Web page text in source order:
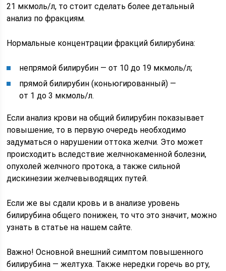
21 мкмоль/л, то стоит сделать более детальный
анализ по фракциям.
Нормальные концентрации фракций билирубина:
непрямой билирубин — от 10 до 19 мкмоль/л;
прямой билирубин (коньюгированный) —
от 1 до 3 мкмоль/л.
Если анализ крови на общий билирубин показывает
повышение, то в первую очередь необходимо
задуматься о нарушении оттока желчи. Это может
происходить вследствие желчнокаменной болезни,
опухолей желчного протока, а также сильной
дискинезии желчевыводящих путей.
Если же вы сдали кровь и в анализе уровень
билирубина общего понижен, то что это значит, можно
узнать в статье на нашем сайте.
Важно! Основной внешний симптом повышенного
билирубина — желтуха. Также нередки горечь во рту,